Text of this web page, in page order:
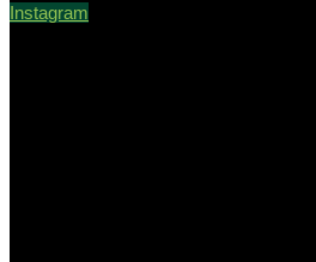
Instagram